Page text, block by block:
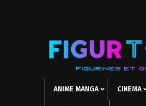
ANIME MANGA CINEMA